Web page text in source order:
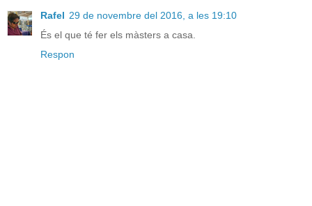
Rafel 29 de novembre del 2016, a les 19:10
És el que té fer els màsters a casa.
Respon